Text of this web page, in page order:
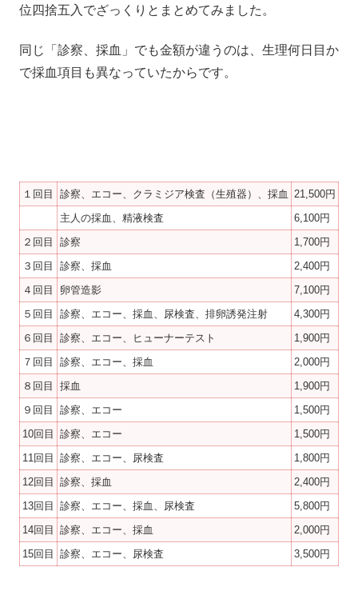
位四捨五入でざっくりとまとめてみました。
同じ「診察、採血」でも金額が違うのは、生理何日目か
で採血項目も異なっていたからです。
１回目 診察、エコー、クラミジア検査（生殖器）、採血 21,500円
主人の採血、精液検査
6,100円
２回目
診察
1,700円
３回目
診察、採血
2,400円
４回目
卵管造影
7,100円
５回目
診察、エコー、採血、尿検査、排卵誘発注射
4,300円
６回目
診察、エコー、ヒューナーテスト
1,900円
７回目
診察、エコー、採血
2,000円
８回目
採血
1,900円
９回目
診察、エコー
1,500円
10回目
診察、エコー
1,500円
11回目
診察、エコー、尿検査
1,800円
12回目
診察、採血
2,400円
13回目
診察、エコー、採血、尿検査
5,800円
14回目
診察、エコー、採血
2,000円
15回目
診察、エコー、尿検査 3,500円